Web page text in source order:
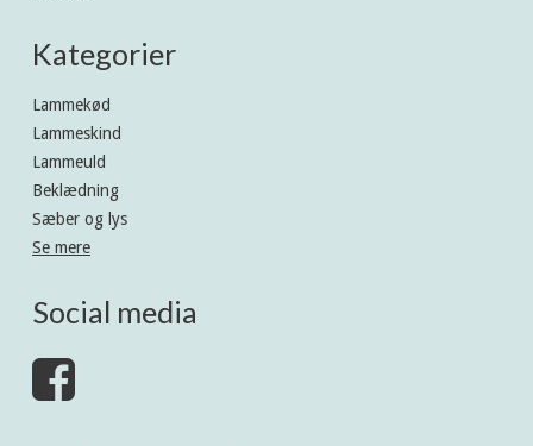
Kategorier
Lammekød
Lammeskind
Lammeuld
Beklædning
Sæber og lys
Se mere
Social media